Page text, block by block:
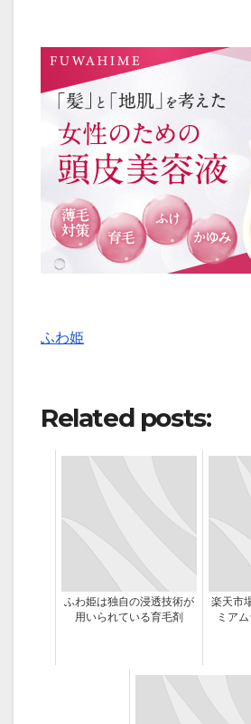
ふわ姫
Related posts:
ふわ姫は独自の浸透技術が
用いられている育毛剤
楽天市
ミア